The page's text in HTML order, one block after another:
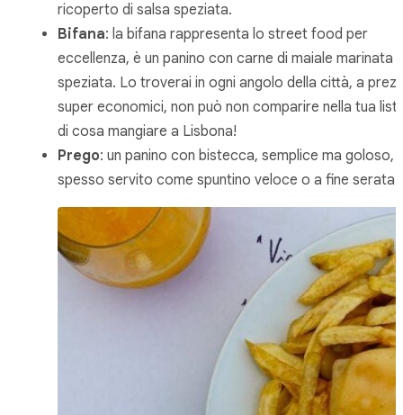
ricoperto di salsa speziata.
Bifana: la bifana rappresenta lo street food per
eccellenza, è un panino con carne di maiale marinata
speziata. Lo troverai in ogni angolo della città, a
super economici, non può non comparire nella tua
di cosa mangiare a Lisbona!
Prego: un panino con bistecca, semplice ma goloso,
spesso servito come spuntino veloce o a fine serata.